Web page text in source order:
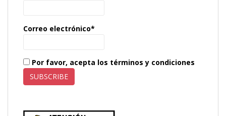
Correo electrónico*
Por favor, acepta los términos y condiciones